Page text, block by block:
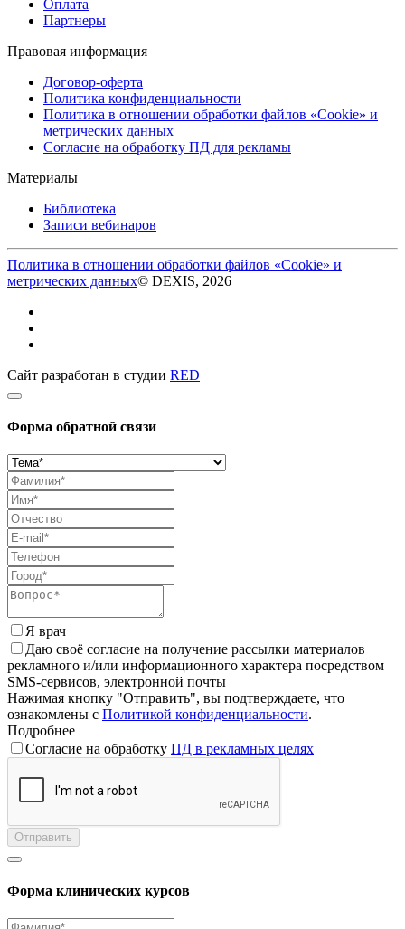
Оплата
Партнеры
Правовая информация
Договор-оферта
Политика конфиденциальности
Политика в отношении обработки файлов «Cookie» и
метрических данных
Согласие на обработку ПД для рекламы
Материалы
Библиотека
Записи вебинаров
Политика в отношении обработки файлов «Cookie» и
метрических данных© DEXIS, 2026
Сайт разработан в студии RED
Форма обратной связи
Я врач
Даю своё согласие на получение рассылки материалов
рекламного и/или информационного характера посредством
SMS-сервисов, электронной почты
Нажимая кнопку "Отправить", вы подтверждаете, что
ознакомлены с Политикой конфиденциальности.
Подробнее
Согласие на обработку ПД в рекламных целях
Отправить
Форма клинических курсов